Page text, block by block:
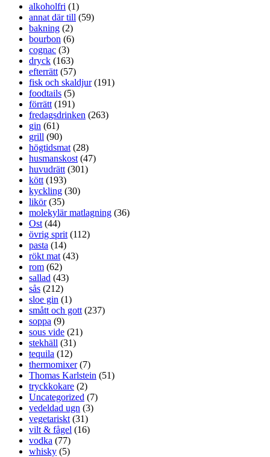
alkoholfri (1)
annat där till (59)
bakning (2)
bourbon (6)
cognac (3)
dryck (163)
efterrätt (57)
fisk och skaldjur(191)
foodtails (5)
förrätt (191)
fredagsdrinken (263)
gin (61)
grill (90)
högtidsmat (28)
husmanskost (47)
huvudrätt (301)
kött (193)
kyckling (30)
likör(35)
molekylär matlagning (36)
Ost (44)
övrig sprit (112)
pasta (14)
rökt mat (43)
rom (62)
sallad (43)
sås (212)
sloe gin (1)
smått och gott (237)
soppa (9)
sous vide (21)
stekhäll (31)
tequila (12)
thermomixer(7)
Thomas Karlstein (51)
tryckkokare (2)
Uncategorized (7)
vedeldad ugn (3)
vegetariskt (31)
vilt & fågel (16)
vodka (77)
whisky (5)